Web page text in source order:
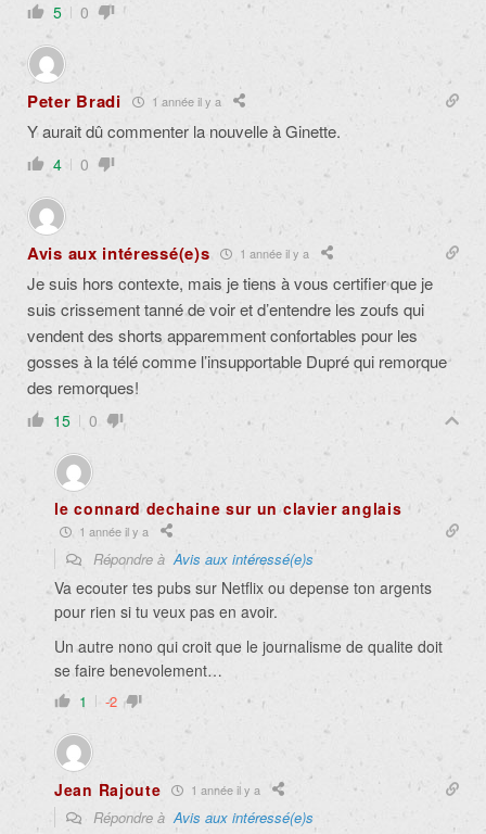
5 0
Peter Bradi 1 année il y a
Y aurait dû commenter la nouvelle à Ginette.
4 0
Avis aux intéressé(e)s 1 année il y a
Je suis hors contexte, mais je tiens à vous certifier que je
suis crissement tanné de voir et d’entendre les zoufs qui
vendent des shorts apparemment confortables pour les
gosses à la télé comme l’insupportable Dupré qui remorque
des remorques!
15 0
le connard dechaine sur un clavier anglais
1 année il y a
Répondre àAvis aux intéressé(e)s
Va ecouter tes pubs sur Netflix ou depense ton argents
pour rien si tu veux pas en avoir.
Un autre nono qui croit que le journalisme de qualite doit
se faire benevolement…
1 -2
Jean Rajoute 1 année il y a
Répondre àAvis aux intéressé(e)s